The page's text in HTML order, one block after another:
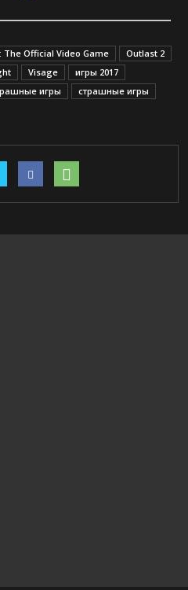
The Official Video Game
Outlast 2
Visage
игры 2017
игры
страшные игры